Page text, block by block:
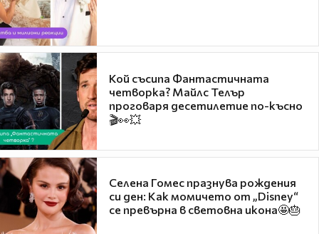
Кой съсипа Фантастичната
четворка? Майлс Телър
проговаря десетилетие по-късно
🎬👀💥
Селена Гомес празнува рождения
си ден: Как момичето от „Disney“
се превърна в световна икона🤩🎂